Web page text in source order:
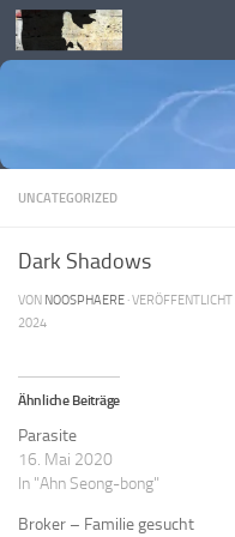
Skip to content
UNCATEGORIZED
Dark Shadows
VON NOOSPHAERE · VERÖFFENTLICHT
2024
Ähnliche Beiträge
Parasite
16. Mai 2020
In "Ahn Seong-bong"
Broker – Familie gesucht